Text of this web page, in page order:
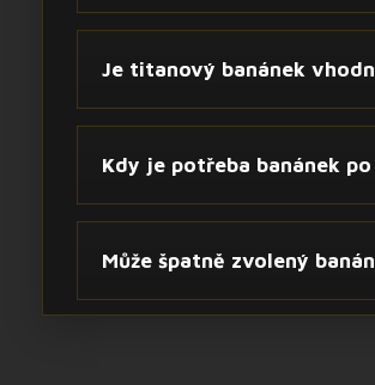
Je titanový banánek
Kdy je potřeba banánek
Může špatně zvolený